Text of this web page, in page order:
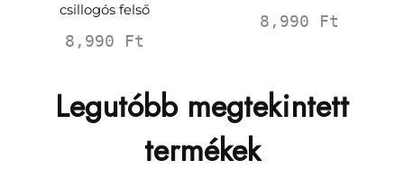
csillogós felső
8,990 Ft
8,990 Ft
Legutóbb megtekintett
termékek